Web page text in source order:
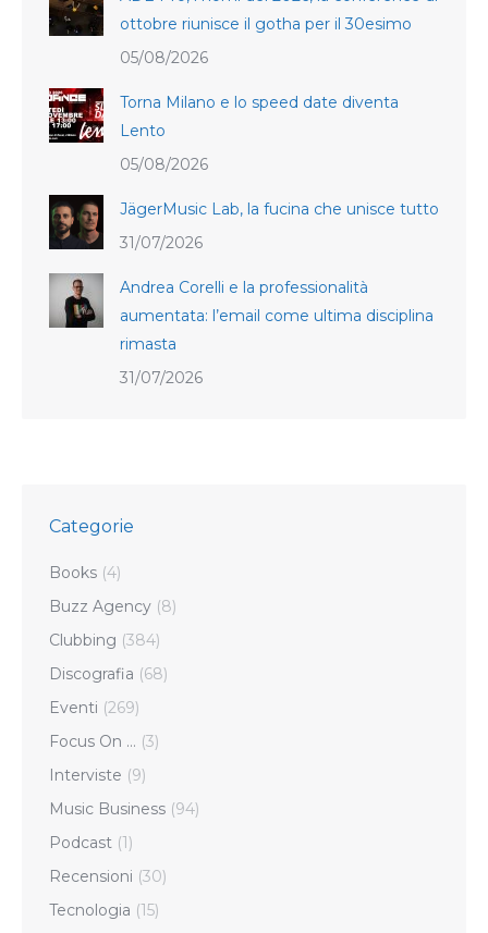
ottobre riunisce il gotha per il 30esimo
05/08/2026
Torna Milano e lo speed date diventa
Lento
05/08/2026
JägerMusic Lab, la fucina che unisce tutto
31/07/2026
Andrea Corelli e la professionalità
aumentata: l’email come ultima disciplina
rimasta
31/07/2026
Categorie
Books (4)
Buzz Agency (8)
Clubbing (384)
Discografia (68)
Eventi (269)
Focus On … (3)
Interviste (9)
Music Business (94)
Podcast (1)
Recensioni (30)
Tecnologia (15)